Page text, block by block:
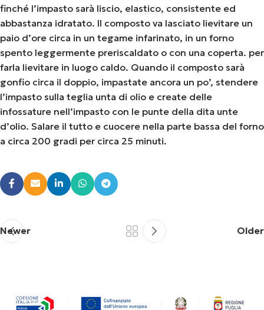
finché l’impasto sarà liscio, elastico, consistente ed
abbastanza idratato. Il composto va lasciato lievitare un
paio d’ore circa in un tegame infarinato, in un forno
spento leggermente preriscaldato o con una coperta. per
farla lievitare in luogo caldo. Quando il composto sarà
gonfio circa il doppio, impastate ancora un po’, stendere
l’impasto sulla teglia unta di olio e create delle
infossature nell’impasto con le punte della dita unte
d’olio. Salare il tutto e cuocere nella parte bassa del forno
a circa 200 gradi per circa 25 minuti.
Newer Older